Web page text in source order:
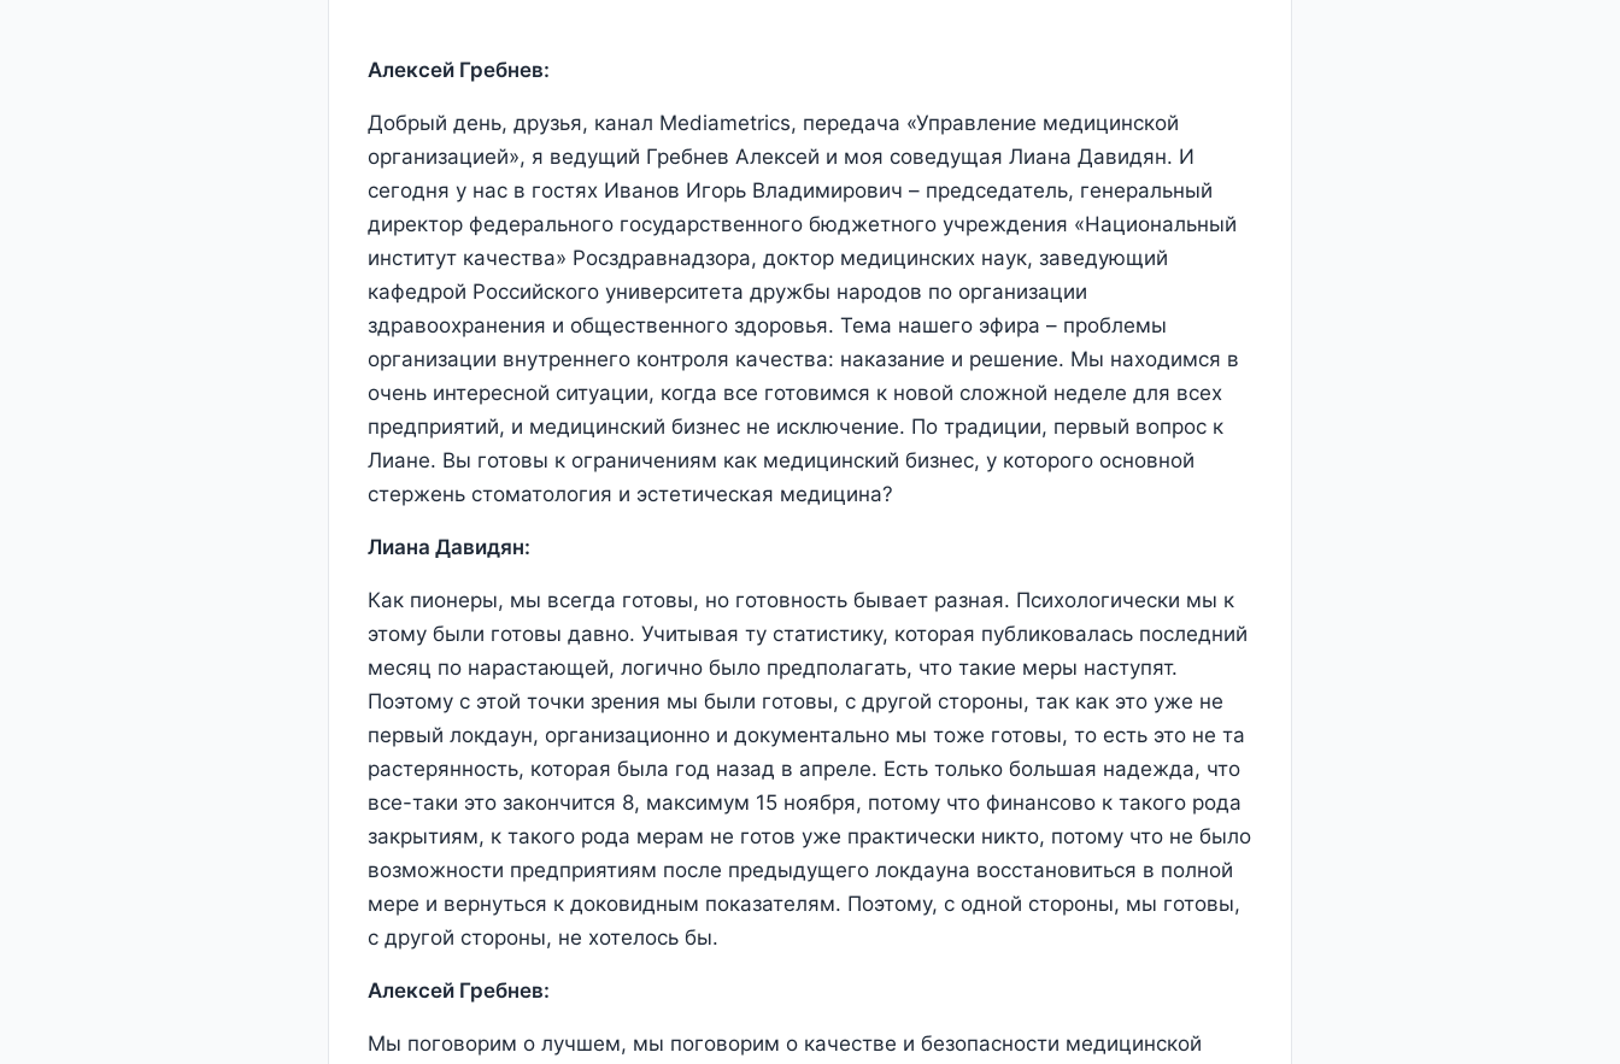
Алексей Гребнев:
Добрый день, друзья, канал Мediametrics, передача «Управление медицинской
организацией», я ведущий Гребнев Алексей и моя соведущая Лиана Давидян. И
сегодня у нас в гостях Иванов Игорь Владимирович – председатель, генеральный
директор федерального государственного бюджетного учреждения «Национальный
институт качества» Росздравнадзора, доктор медицинских наук, заведующий
кафедрой Российского университета дружбы народов по организации
здравоохранения и общественного здоровья. Тема нашего эфира – проблемы
организации внутреннего контроля качества: наказание и решение. Мы находимся в
очень интересной ситуации, когда все готовимся к новой сложной неделе для всех
предприятий, и медицинский бизнес не исключение. По традиции, первый вопрос к
Лиане. Вы готовы к ограничениям как медицинский бизнес, у которого основной
стержень стоматология и эстетическая медицина?
Лиана Давидян:
Как пионеры, мы всегда готовы, но готовность бывает разная. Психологически мы к
этому были готовы давно. Учитывая ту статистику, которая публиковалась последний
месяц по нарастающей, логично было предполагать, что такие меры наступят.
Поэтому с этой точки зрения мы были готовы, с другой стороны, так как это уже не
первый локдаун, организационно и документально мы тоже готовы, то есть это не та
растерянность, которая была год назад в апреле. Есть только большая надежда, что
все-таки это закончится 8, максимум 15 ноября, потому что финансово к такого рода
закрытиям, к такого рода мерам не готов уже практически никто, потому что не было
возможности предприятиям после предыдущего локдауна восстановиться в полной
мере и вернуться к доковидным показателям. Поэтому, с одной стороны, мы готовы,
с другой стороны, не хотелось бы.
Алексей Гребнев:
Мы поговорим о лучшем, мы поговорим о качестве и безопасности медицинской